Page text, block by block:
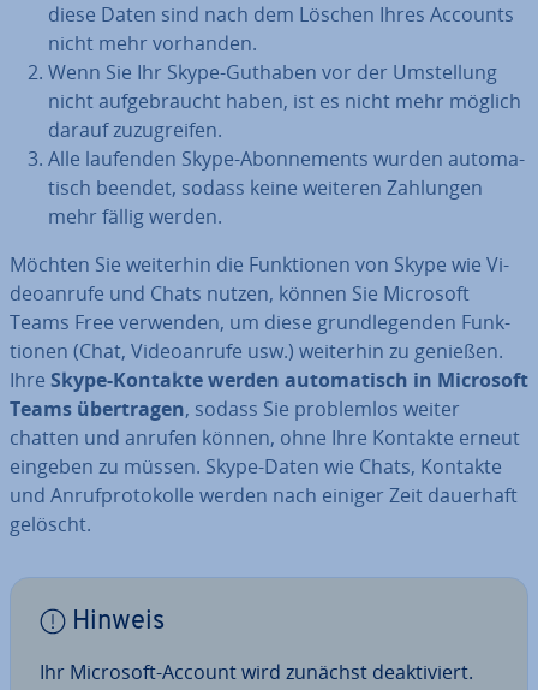
diese Daten sind nach dem Löschen Ihres Accounts
nicht mehr vorhanden.
Wenn Sie Ihr Skype-Guthaben vor der Um­stel­lung
nicht auf­ge­braucht haben, ist es nicht mehr möglich
darauf zu­zu­grei­fen.
Alle laufenden Skype-Abon­ne­ments wurden au­to­ma­
tisch beendet, sodass keine weiteren Zahlungen
mehr fällig werden.
Möchten Sie weiterhin die Funk­tio­nen von Skype wie Vi­
deo­an­ru­fe und Chats nutzen, können Sie Microsoft
Teams Free verwenden, um diese grund­le­gen­den Funk­
tio­nen (Chat, Vi­deo­an­ru­fe usw.) weiterhin zu genießen.
Ihre Skype-Kontakte werden au­to­ma­tisch in Microsoft
Teams über­tra­gen, sodass Sie pro­blem­los weiter
chatten und anrufen können, ohne Ihre Kontakte erneut
eingeben zu müssen. Skype-Daten wie Chats, Kontakte
und An­ruf­pro­to­kol­le werden nach einiger Zeit dauerhaft
gelöscht.
Hinweis
Ihr Microsoft-Account wird zunächst de­ak­ti­viert.